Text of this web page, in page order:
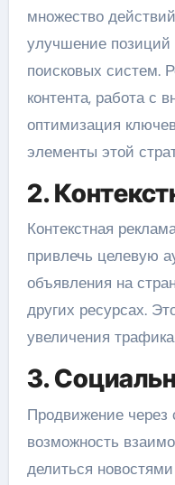
множество
улучшение позиций
поисковых систем.
контента, работа с
оптимизация
элементы этой
2.
Контекстная
привлечь целевую
объявления на
других ресурсах.
увеличения
3.
Продвижение
возможность
делиться